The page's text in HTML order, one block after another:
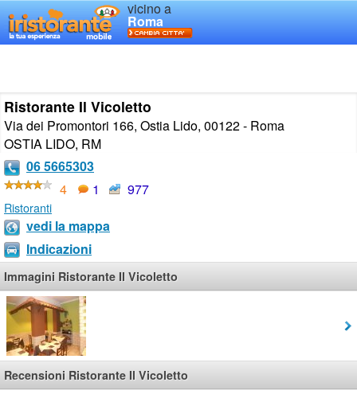
vicino a
Roma
Ristorante Il Vicoletto
Via dei Promontori 166, Ostia Lido, 00122 - Roma
OSTIA LIDO, RM
06 5665303
4
1 977
Ristoranti
vedi la mappa
Indicazioni
Immagini Ristorante Il Vicoletto
Recensioni Ristorante Il Vicoletto